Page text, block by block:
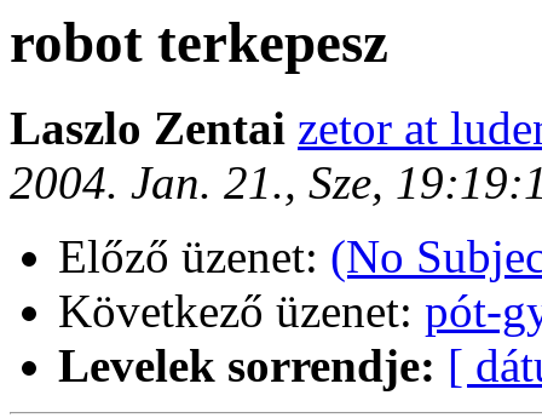
robot terkepesz
Laszlo Zentai zetor at
2004. Jan. 21., Sze,
Előző üzenet: (No
Következő üzenet: pót-
Levelek sorrendje: [